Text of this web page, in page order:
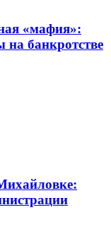
«мафия»:
на банкротстве